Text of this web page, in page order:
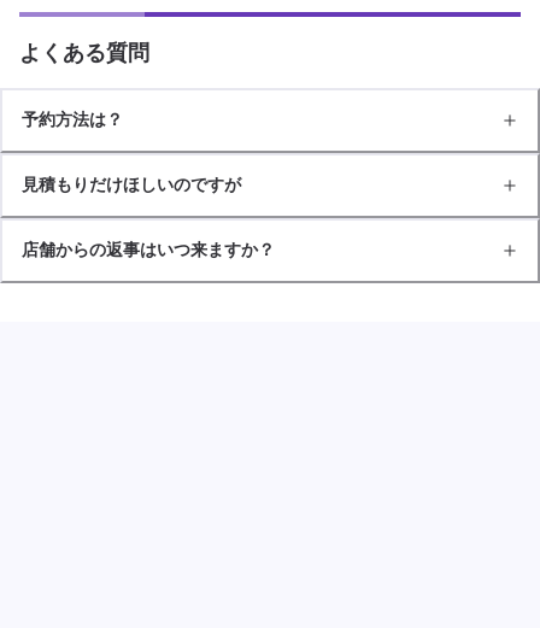
よくある質問
予約方法は？
見積もりだけほしいのですが
店舗からの返事はいつ来ますか？